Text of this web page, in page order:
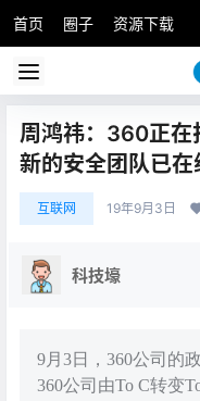
首页 圈子 资源下载
周鸿祎：360正在
新的安全团队已在
互联网 19年9月3日
科技壕
9月3日，360公司的
360公司由To C转变